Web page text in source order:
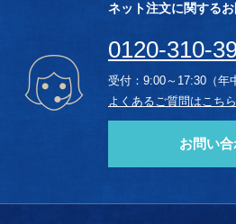
ネット注文に関する
0120-310-
受付：9:00～17:30（年
よくあるご質問はこちら
お問い